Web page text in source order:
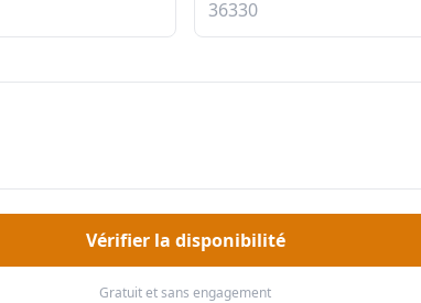
Vérifier la disponibilité
Gratuit et sans engagement